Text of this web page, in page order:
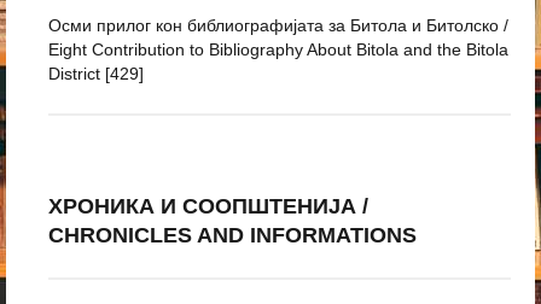
Осми прилог кон библиографијата за Битола и Битолско /
Eight Contribution to Bibliography About Bitola and the Bitola
District [429]
ХРОНИКА И СООПШТЕНИЈА /
CHRONICLES AND INFORMATIONS